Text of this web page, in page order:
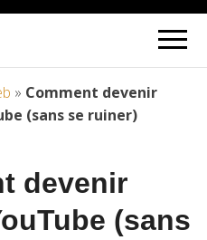
» Comment devenir
(sans se ruiner)
devenir
(sans